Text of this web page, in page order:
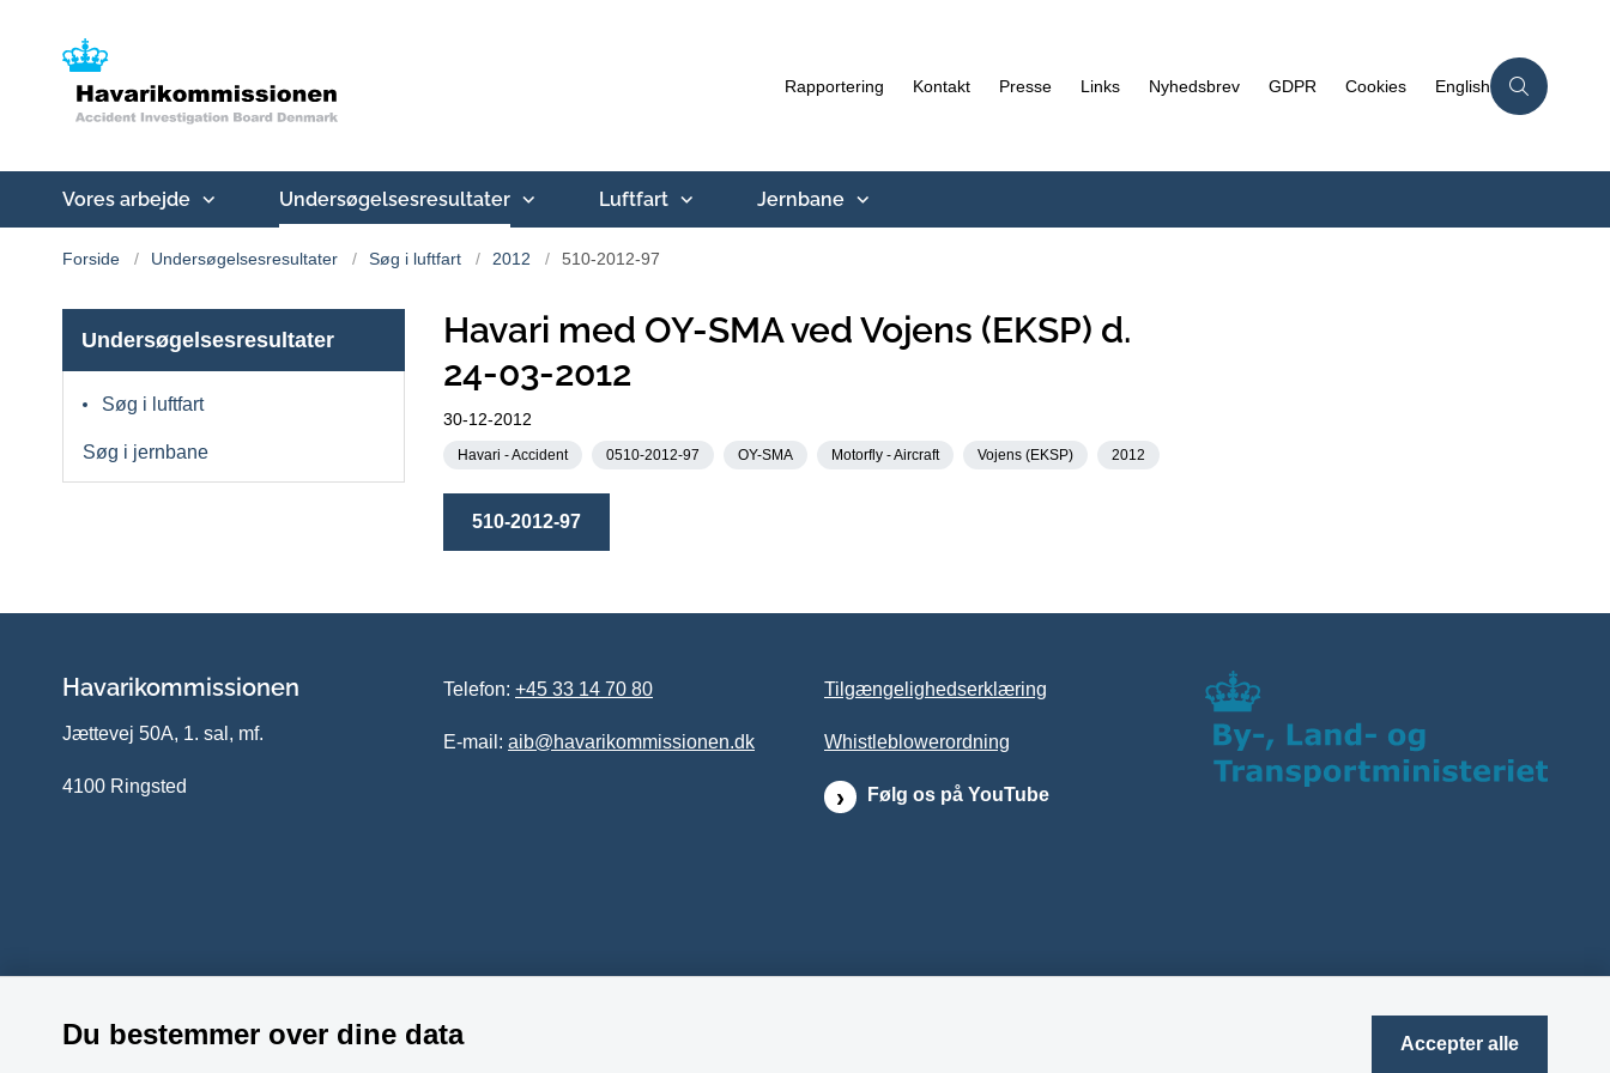
Rapportering Kontakt Presse Links Nyhedsbrev GDPR Cookies English
Vores arbejde Undersøgelsesresultater Luftfart Jernbane
Forside Undersøgelsesresultater Søg i luftfart 2012 510-2012-97
Undersøgelsesresultater
Søg i luftfart
Søg i jernbane
Havari med OY-SMA ved Vojens (EKSP) d.
24-03-2012
30-12-2012
Havari - Accident 0510-2012-97 OY-SMA Motorfly - Aircraft Vojens (EKSP) 2012
510-2012-97
Havarikommissionen
Jættevej 50A, 1. sal, mf.
4100 Ringsted
Telefon: +45 33 14 70 80
E-mail: aib@havarikommissionen.dk
Tilgængelighedserklæring
Whistleblowerordning
Følg os på YouTube
Du bestemmer over dine data Accepter alle